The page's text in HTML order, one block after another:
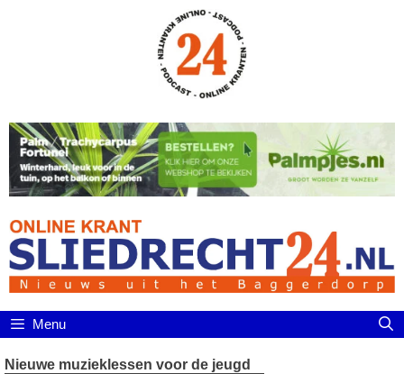
Menu
Nieuwe muzieklessen voor de jeugd